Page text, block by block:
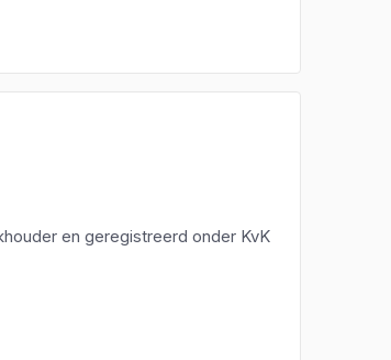
en geregistreerd onder KvK